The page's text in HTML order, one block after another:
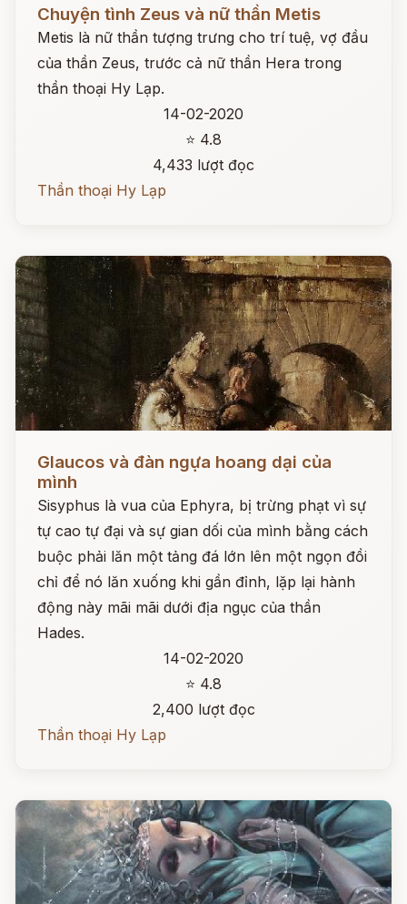
Chuyện tình Zeus và nữ thần Metis
Metis là nữ thần tượng trưng cho trí tuệ, vợ đầu
của thần Zeus, trước cả nữ thần Hera trong
thần thoại Hy Lạp.
14-02-2020
⭐ 4.8
4,433 lượt đọc
Thần thoại Hy Lạp
Glaucos và đàn ngựa hoang dại của
mình
Sisyphus là vua của Ephyra, bị trừng phạt vì sự
tự cao tự đại và sự gian dối của mình bằng cách
buộc phải lăn một tảng đá lớn lên một ngọn đồi
chỉ để nó lăn xuống khi gần đỉnh, lặp lại hành
động này mãi mãi dưới địa ngục của thần
Hades.
14-02-2020
⭐ 4.8
2,400 lượt đọc
Thần thoại Hy Lạp